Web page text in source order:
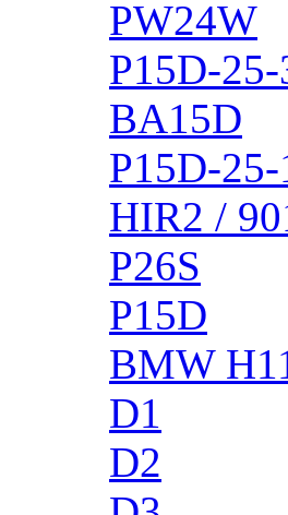
PW24W
P15D-25-
BA15D
P15D-25-
HIR2 /
P26S
P15D
BMW
D1
D2